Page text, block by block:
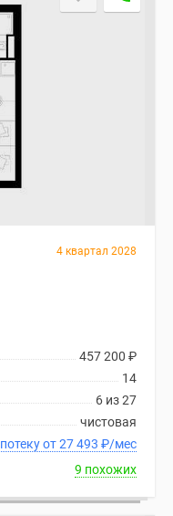
4 квартал 2028
457 200 ₽
14
6 из 27
чистовая
В ипотеку от 27 493 ₽/мес
9 похожих